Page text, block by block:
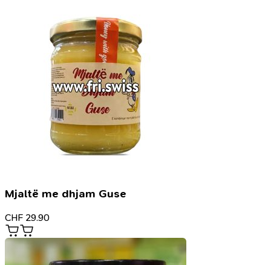
Mjaltë me dhjam Guse
CHF 29.90